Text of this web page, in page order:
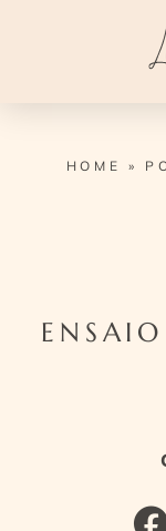
HOME »